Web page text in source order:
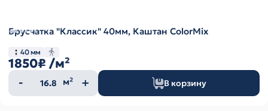
Брусчатка "Классик" 40мм, Каштан ColorMix
40 мм
1850₽ /м²
Количество
товара
м² В корзину